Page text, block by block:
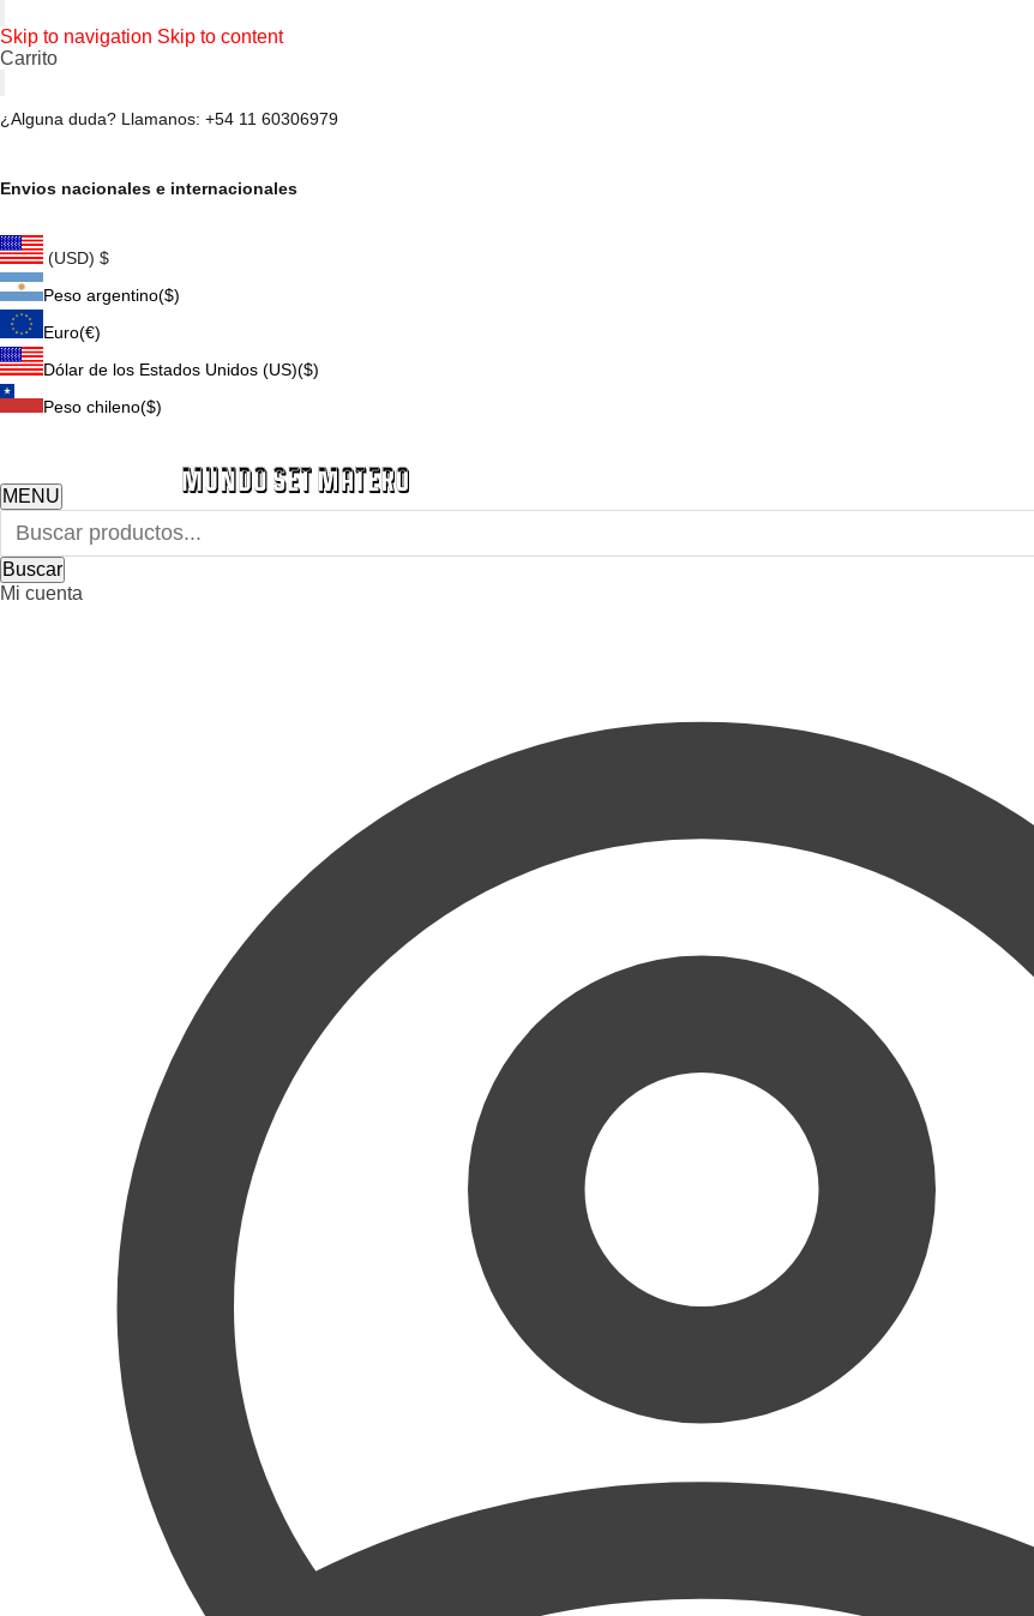
Skip to navigation Skip to content
Carrito
¿Alguna duda? Llamanos: +54 11 60306979
Envios nacionales e internacionales
(USD) $
Peso argentino($)
Euro(€)
Dólar de los Estados Unidos (US)($)
Peso chileno($)
MENU
Buscar
Mi cuenta